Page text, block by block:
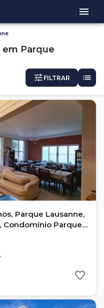
em Parque
FILTRAR
Parque Lausanne,
Condomínio Parque